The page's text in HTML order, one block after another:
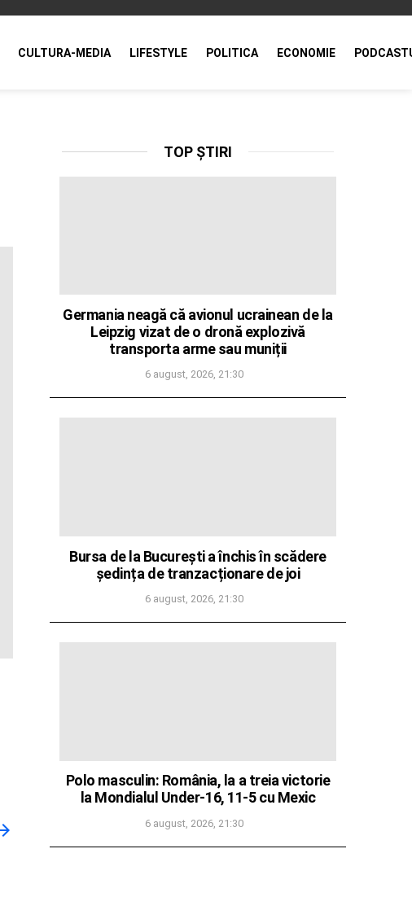
CULTURA-MEDIA LIFESTYLE POLITICA ECONOMIE
TOP ȘTIRI
Germania neagă că avionul ucrainean de la
Leipzig vizat de o dronă explozivă
transporta arme sau muniții
6 august, 2026, 21:30
Bursa de la București a închis în scădere
ședința de tranzacționare de joi
6 august, 2026, 21:30
Polo masculin: România, la a treia victorie
la Mondialul Under-16, 11-5 cu Mexic
6 august, 2026, 21:30